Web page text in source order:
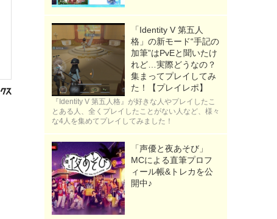
「Identity V 第五人
格」の新モード“手記の
加筆”はPvEと聞いたけ
れど…実際どうなの？
集まってプレイしてみ
た！【プレイレポ】
『Identity V 第五人格』が好きな人やプレイしたこ
とある人、全くプレイしたことがない人など、様々
な4人を集めてプレイしてみました！
「声優と夜あそび」
MCによる直筆プロフ
ィール帳&トレカを公
開中♪